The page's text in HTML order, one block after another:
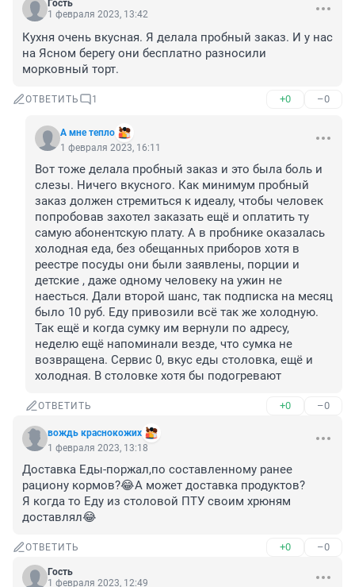
Гость
1 февраля 2023, 13:42
Кухня очень вкусная. Я делала пробный заказ. И у нас
на Ясном берегу они бесплатно разносили
морковный торт.
ОТВЕТИТЬ 1 +0 –0
А мне тепло
1 февраля 2023, 16:11
Вот тоже делала пробный заказ и это была боль и
слезы. Ничего вкусного. Как минимум пробный
заказ должен стремиться к идеалу, чтобы человек
попробовав захотел заказать ещё и оплатить ту
самую абонентскую плату. А в пробнике оказалась
холодная еда, без обещанных приборов хотя в
реестре посуды они были заявлены, порции и
детские , даже одному человеку на ужин не
наесться. Дали второй шанс, так подписка на месяц
было 10 руб. Еду привозили всё так же холодную.
Так ещё и когда сумку им вернули по адресу,
неделю ещё напоминали везде, что сумка не
возвращена. Сервис 0, вкус еды столовка, ещё и
холодная. В столовке хотя бы подогревают
ОТВЕТИТЬ +0 –0
вождь краснокожих
1 февраля 2023, 13:18
Доставка Еды-поржал,по составленному ранее
рациону кормов?😂А может доставка продуктов?
Я когда то Еду из столовой ПТУ своим хрюням
доставлял😂
ОТВЕТИТЬ +0 –0
Гость
1 февраля 2023, 12:49